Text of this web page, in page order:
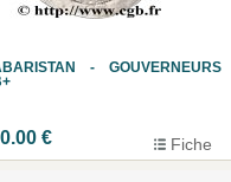
- GOUVERNEURS
€ Fiche